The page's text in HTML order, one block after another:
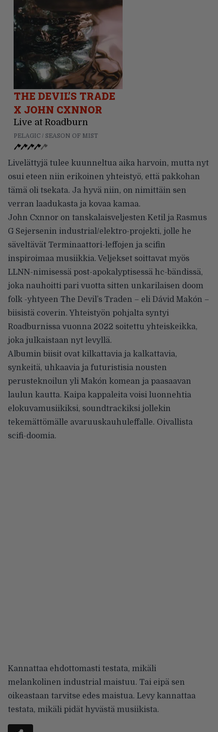
THE DEVIL’S TRADE
X JOHN CXNNOR
Live at Roadburn
PELAGIC / SEASON OF MIST
Livelättyjä tulee kuunneltua aika harvoin, mutta nyt
osui eteen niin erikoinen yhteistyö, että pakkohan
tämä oli tsekata. Ja hyvä niin, on nimittäin sen
verran laadukasta ja kovaa kamaa.
John Cxnnor on tanskalaisveljesten Ketil ja Rasmus
G Sejersenin industrial/elektro-projekti, jolle he
säveltävät Terminaattori-leffojen ja scifin
inspiroimaa musiikkia. Veljekset soittavat myös
LLNN-nimisessä post-apokalyptisessä hc-bändissä,
joka nauhoitti pari vuotta sitten unkarilaisen doom
folk -yhtyeen The Devil’s Traden – eli Dávid Makón –
biisistä coverin. Yhteistyön pohjalta syntyi
Roadburnissa vuonna 2022 soitettu yhteiskeikka,
joka julkaistaan nyt levyllä.
Albumin biisit ovat kilkattavia ja kalkattavia,
synkeitä, uhkaavia ja futuristisia nousten
perusteknoilun yli Makón komean ja paasaavan
laulun kautta. Kaipa kappaleita voisi luonnehtia
elokuvamusiikiksi, soundtrackiksi jollekin
tekemättömälle avaruuskauhuleffalle. Oivallista
scifi-doomia.
Kannattaa ehdottomasti testata, mikäli
melankolinen industrial maistuu. Tai eipä sen
oikeastaan tarvitse edes maistua. Levy kannattaa
testata, mikäli pidät hyvästä musiikista.